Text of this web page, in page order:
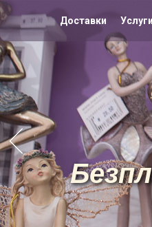
Доставки Услуги